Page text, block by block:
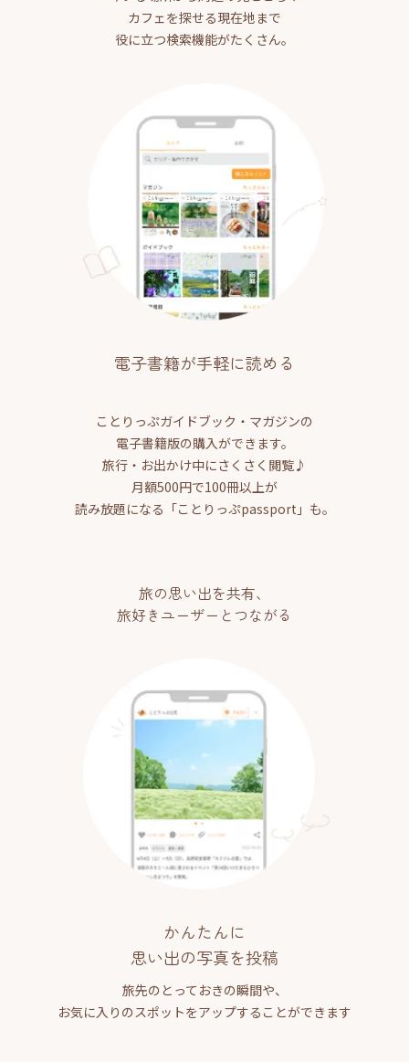
カフェを探せる現在地まで
役に立つ検索機能がたくさん。
電子書籍が手軽に読める
ことりっぷガイドブック・マガジンの
電子書籍版の購入ができます。
旅行・お出かけ中にさくさく閲覧♪
月額500円で100冊以上が
読み放題になる「ことりっぷpassport」も。
旅の思い出を共有、
旅好きユーザーとつながる
かんたんに
思い出の写真を投稿
旅先のとっておきの瞬間や、
お気に入りのスポットをアップすることができます